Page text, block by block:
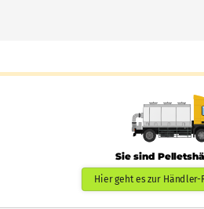
Sie sind
Hier geht es zur Händler-